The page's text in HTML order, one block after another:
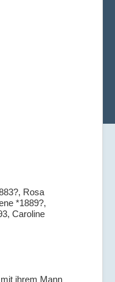
Rosa
*1889?,
Caroline
ihrem Mann